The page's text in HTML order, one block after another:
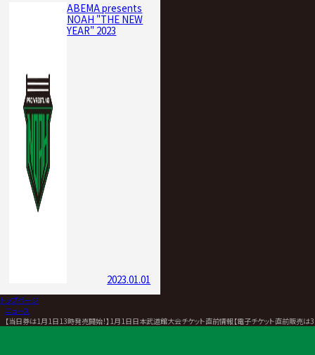
ABEMA presents
NOAH "THE NEW
YEAR" 2023
2023.01.01
トップページ
ニュース
【当日券は1月1日13時発売開始！】1月1日日本武道館大会チケット直前情報【電子チケット直前